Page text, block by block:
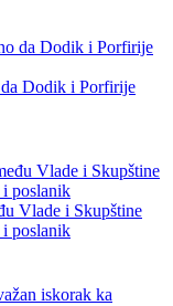
Dodik i Porfirije
Vlade i Skupštine
poslanik